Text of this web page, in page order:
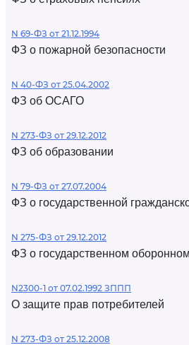
N 69-ФЗ от 21.12.1994
ФЗ о пожарной безопасности
N 40-ФЗ от 25.04.2002
ФЗ об ОСАГО
N 273-ФЗ от 29.12.2012
ФЗ об образовании
N 79-ФЗ от 27.07.2004
ФЗ о государственной
N 275-ФЗ от 29.12.2012
ФЗ о государственном
N2300-1 от 07.02.1992 ЗППП
О защите прав потребителей
N 273-ФЗ от 25.12.2008